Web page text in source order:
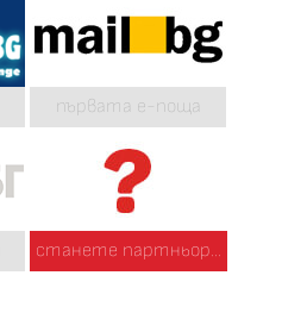
първата е-поща
станете партньор...